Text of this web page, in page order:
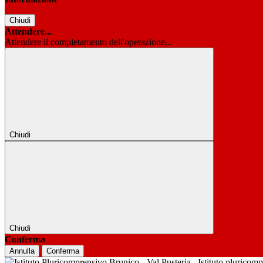
Chiudi
Attendere...
Attendere il completamento dell'operazione...
Chiudi
Chiudi
Conferma
Annulla Conferma